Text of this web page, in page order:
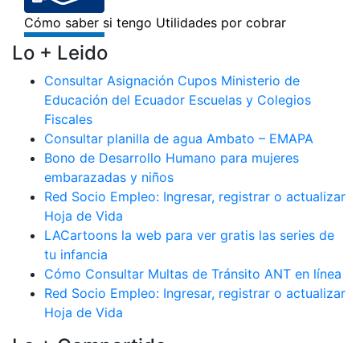
Lo + Leido
Consultar Asignación Cupos Ministerio de
Educación del Ecuador Escuelas y Colegios
Fiscales
Consultar planilla de agua Ambato – EMAPA
Bono de Desarrollo Humano para mujeres
embarazadas y niños
Red Socio Empleo: Ingresar, registrar o actualizar
Hoja de Vida
LACartoons la web para ver gratis las series de
tu infancia
Cómo Consultar Multas de Tránsito ANT en línea
Red Socio Empleo: Ingresar, registrar o actualizar
Hoja de Vida